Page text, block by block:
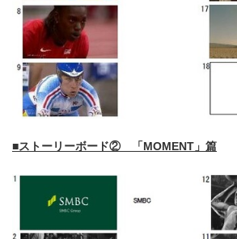
■ストーリーボード② 「MOMENT」篇